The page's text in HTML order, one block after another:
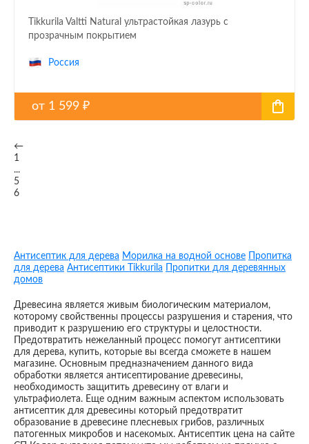
Tikkurila Valtti Natural ультрастойкая лазурь с
прозрачным покрытием
Россия
от 1 599 ₽
←
1
...
5
6
Антисептик для дерева Морилка на водной основе
Пропитка
для дерева Антисептики Tikkurila
Пропитки для деревянных
домов
Древесина является живым биологическим материалом,
которому свойственны процессы разрушения и старения, что
приводит к разрушению его структуры и целостности.
Предотвратить нежеланный процесс помогут антисептики
для дерева, купить, которые вы всегда сможете в нашем
магазине. Основным предназначением данного вида
обработки является антисептирование древесины,
необходимость защитить древесину от влаги и
ультрафиолета. Еще одним важным аспектом использовать
антисептик для древесины который предотвратит
образование в древесине плесневых грибов, различных
патогенных микробов и насекомых. Антисептик цена на сайте